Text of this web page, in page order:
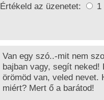
Értékeld az üzenetet: 1
Van egy szó..-mit nem
bajban vagy, segít
örömöd van, veled nevet.
miért? Mert ő a barátod!